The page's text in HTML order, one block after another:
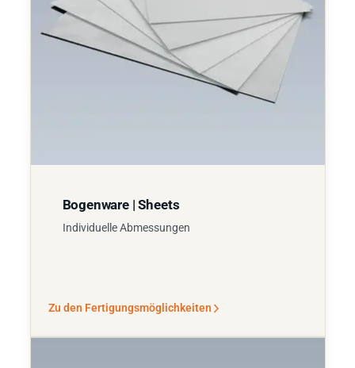
Bogenware | Sheets
Individuelle Abmessungen
Zu den Fertigungsmöglichkeiten